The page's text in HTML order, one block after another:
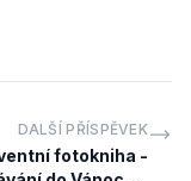
DALŠÍ PŘÍSPĚVEK
fotokniha -